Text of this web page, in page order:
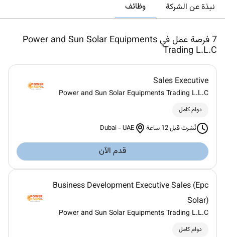
نبذة عن الشركة وظائف
7 فرصة عمل في Power and Sun Solar Equipments
Trading L.L.C
Sales Executive
Power and Sun Solar Equipments Trading L.L.C
دوام كامل
نُشرت قبل 12 ساعة Dubai -UAE
قدم الآن
Business Development Executive Sales (Epc
Solar)
Power and Sun Solar Equipments Trading L.L.C
دوام كامل